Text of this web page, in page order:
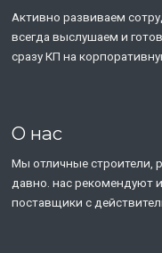
Активно развиваем
всегда выслушаем и
сразу КП на
О нас
Мы отличные строители,
давно. нас рекомендуют
поставщики с